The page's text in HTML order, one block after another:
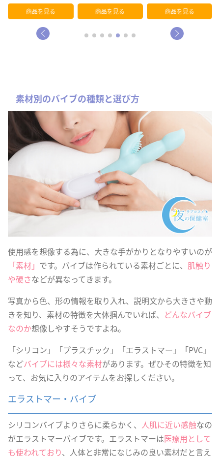
商品を見る 商品を見る 商品を見る
素材別のバイブの種類と選び方
使用感を想像する為に、大きな手がかりとなりやすいのが
「素材」 です。バイブは作られている素材ごとに、 肌触り
や硬さなどが異なってきます。
写真から色、形の情報を取り入れ、説明文から大きさや動
きを知り、素材の特徴を大体掴んでいれば、 どんなバイブ
なのか想像しやすそうですよね。
「シリコン」「プラスチック」「エラストマー」「PVC」
などバイブには様々な素材があります。ぜひその特徴を知
って、お気に入りのアイテムをお探しください。
エラストマー・バイブ
シリコンバイブよりさらに柔らかく、 人肌に近い感触なの
がエラストマーバイブです。エラストマーは医療用として
も使われており、人体と非常になじみの良い素材だと言え